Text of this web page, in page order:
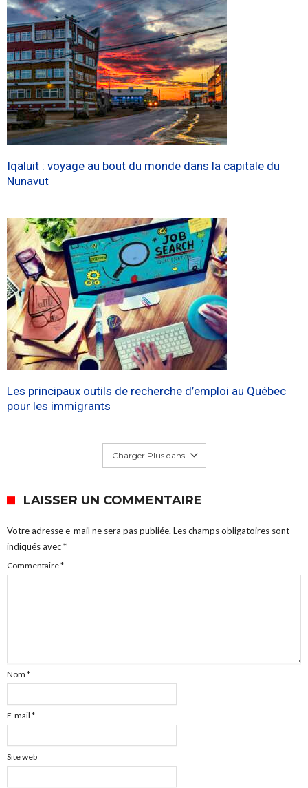
Iqaluit : voyage au bout du monde dans la capitale du
Nunavut
Les principaux outils de recherche d’emploi au Québec
pour les immigrants
Charger Plus dans
LAISSER UN COMMENTAIRE
Votre adresse e-mail ne sera pas publiée. Les champs obligatoires sont
indiqués avec*
Commentaire*
Nom *
E-mail *
Site web